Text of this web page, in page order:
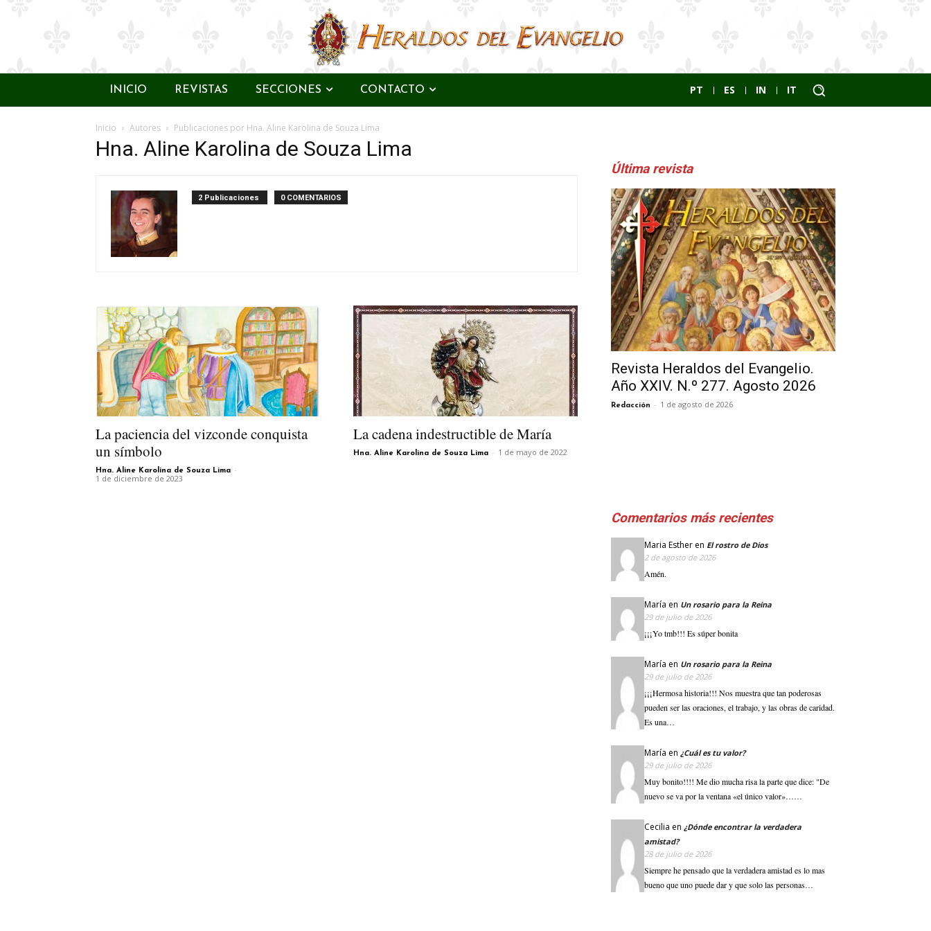
INICIO REVISTAS SECCIONES CONTACTO PT ES IN IT
Inicio Autores Publicaciones por Hna. Aline Karolina de Souza Lima
Hna. Aline Karolina de Souza Lima
2 Publicaciones 0 COMENTARIOS
La paciencia del vizconde conquista
un símbolo
Hna. Aline Karolina de Souza Lima -
1 de diciembre de 2023
La cadena indestructible de María
Hna. Aline Karolina de Souza Lima - 1 de mayo de 2022
Última revista
Revista Heraldos del Evangelio.
Año XXIV. N.º 277. Agosto 2026
Redacción - 1 de agosto de 2026
Comentarios más recientes
Maria Esther en El rostro de Dios
2 de agosto de 2026
Amén.
María en Un rosario para la Reina
29 de julio de 2026
¡¡¡Yo tmb!!! Es súper bonita
María en Un rosario para la Reina
29 de julio de 2026
¡¡¡Hermosa historia!!! Nos muestra que tan poderosas
pueden ser las oraciones, el trabajo, y las obras de caridad.
Es una…
María en ¿Cuál es tu valor?
29 de julio de 2026
Muy bonito!!!! Me dio mucha risa la parte que dice: "De
nuevo se va por la ventana «el único valor»……
Cecilia en ¿Dónde encontrar la verdadera
amistad?
28 de julio de 2026
Siempre he pensado que la verdadera amistad es lo mas
bueno que uno puede dar y que solo las personas…